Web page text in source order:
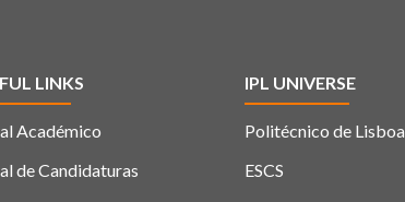
LINKS
Académico
de Candidaturas
IPL UNIVERSE
Politécnico de Lisboa
ESCS